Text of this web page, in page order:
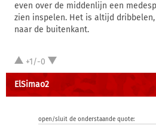
even over de middenlijn een
zien inspelen. Het is altijd
naar de buitenkant.
+1/-0
ElSimao2
open/sluit de onderstaande quote: